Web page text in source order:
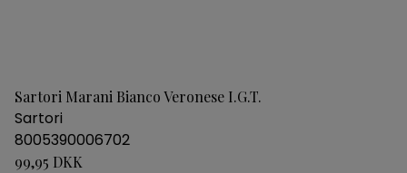
Sartori Marani Bianco Veronese I.G.T.
Sartori
8005390006702
99,95 DKK